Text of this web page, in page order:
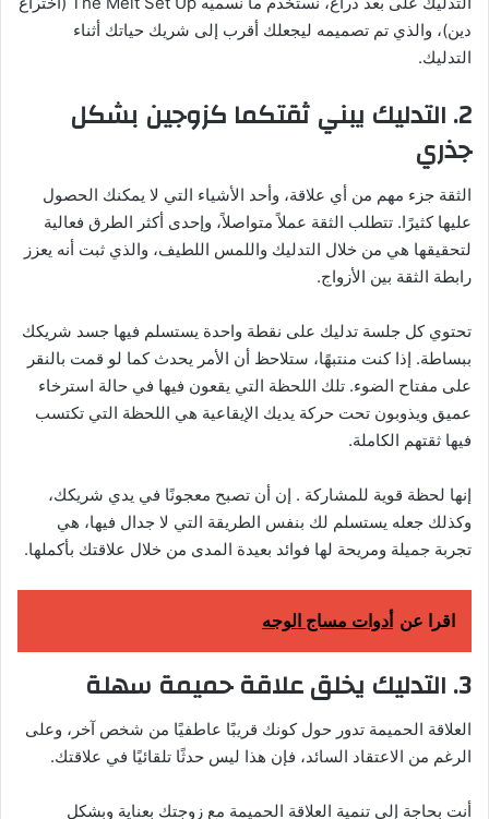
دين)، والذي تم تصميمه ليجعلك أقرب إلى شريك حياتك أثناء
التدليك.
2. التدليك يبني ثقتكما كزوجين بشكل
جذري
الثقة جزء مهم من أي علاقة، وأحد الأشياء التي لا يمكنك الحصول
عليها كثيرًا. تتطلب الثقة عملاً متواصلاً، وإحدى أكثر الطرق فعالية
لتحقيقها هي من خلال التدليك واللمس اللطيف، والذي ثبت أنه يعزز
رابطة الثقة بين الأزواج.
تحتوي كل جلسة تدليك على نقطة واحدة يستسلم فيها جسد شريكك
ببساطة. إذا كنت منتبهًا، ستلاحظ أن الأمر يحدث كما لو قمت بالنقر
على مفتاح الضوء. تلك اللحظة التي يقعون فيها في حالة استرخاء
عميق ويذوبون تحت حركة يديك الإيقاعية هي اللحظة التي تكتسب
فيها ثقتهم الكاملة.
إنها لحظة قوية للمشاركة . إن أن تصبح معجونًا في يدي شريكك،
وكذلك جعله يستسلم لك بنفس الطريقة التي لا جدال فيها، هي
تجربة جميلة ومريحة لها فوائد بعيدة المدى من خلال علاقتك بأكملها.
اقرا عن أدوات مساج الوجه
3. التدليك يخلق علاقة حميمة سهلة
العلاقة الحميمة تدور حول كونك قريبًا عاطفيًا من شخص آخر، وعلى
الرغم من الاعتقاد السائد، فإن هذا ليس حدثًا تلقائيًا في علاقتك.
أنت بحاجة إلى تنمية العلاقة الحميمة مع زوجتك بعناية وبشكل